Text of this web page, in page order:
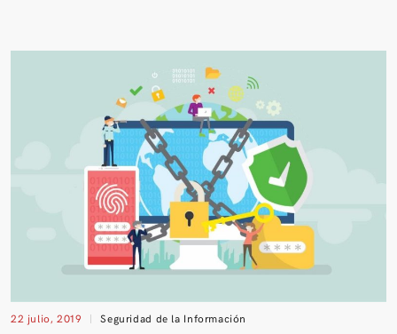
22 julio, 2019 Seguridad de la Información